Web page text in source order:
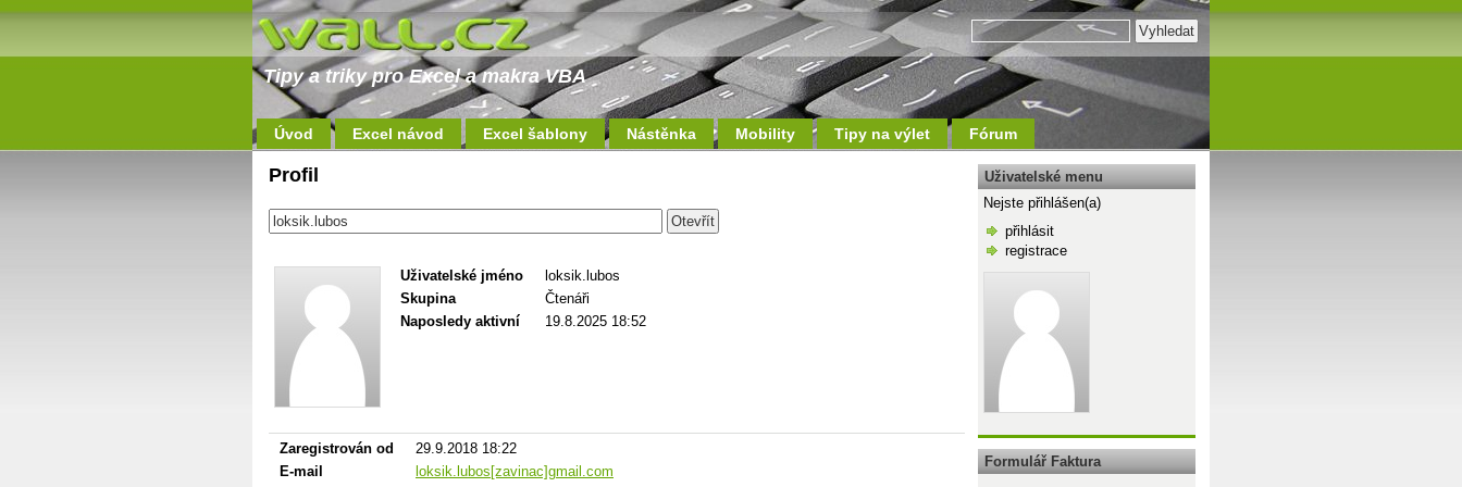
Tipy a triky pro Excel a makra VBA
Úvod Excel návod Excel šablony Nástěnka Mobility Tipy na výlet Fórum
Profil
Uživatelské jméno
loksik.lubos
Skupina
Čtenáři
Naposledy aktivní
19.8.2025 18:52
Zaregistrován od
29.9.2018 18:22
E-mail
loksik.lubos[zavinac]gmail.com
Uživatelské menu
Nejste přihlášen(a)
přihlásit
registrace
Formulář Faktura